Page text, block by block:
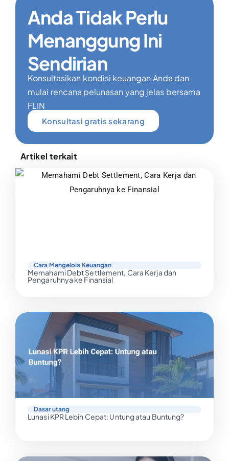
Anda Tidak Perlu
Menanggung Ini
Sendirian
Konsultasikan kondisi keuangan Anda dan
mulai rencana pelunasan yang jelas bersama
FLIN
Konsultasi gratis sekarang
Artikel terkait
Cara Mengelola Keuangan
Memahami Debt Settlement, Cara Kerja dan
Pengaruhnya ke Finansial
Dasar utang
Lunasi KPR Lebih Cepat: Untung atau Buntung?